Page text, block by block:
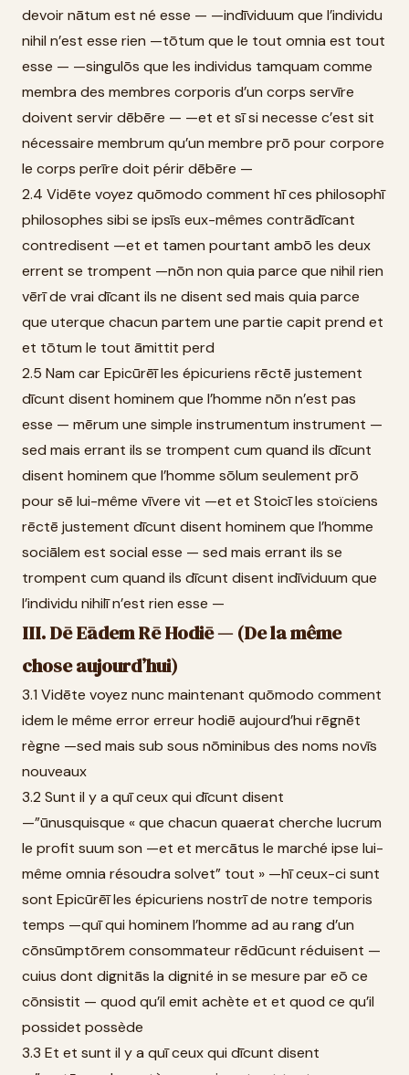
devoir nātum est né esse — —indīviduum que l’individu
nihil n’est esse rien —tōtum que le tout omnia est tout
esse — —singulōs que les individus tamquam comme
membra des membres corporis d’un corps servīre
doivent servir dēbēre — —et et sī si necesse c’est sit
nécessaire membrum qu’un membre prō pour corpore
le corps perīre doit périr dēbēre —
2.4 Vidēte voyez quōmodo comment hī ces philosophī
philosophes sibi se ipsīs eux-mêmes contrādīcant
contredisent —et et tamen pourtant ambō les deux
errent se trompent —nōn non quia parce que nihil rien
vērī de vrai dīcant ils ne disent sed mais quia parce
que uterque chacun partem une partie capit prend et
et tōtum le tout āmittit perd
2.5 Nam car Epicūrēī les épicuriens rēctē justement
dīcunt disent hominem que l’homme nōn n’est pas
esse — mērum une simple instrumentum instrument —
sed mais errant ils se trompent cum quand ils dīcunt
disent hominem que l’homme sōlum seulement prō
pour sē lui-même vīvere vit —et et Stoicī les stoïciens
rēctē justement dīcunt disent hominem que l’homme
sociālem est social esse — sed mais errant ils se
trompent cum quand ils dīcunt disent indīviduum que
l’individu nihilī n’est rien esse —
III. Dē Eādem Rē Hodiē — (De la même
chose aujourd’hui)
3.1 Vidēte voyez nunc maintenant quōmodo comment
idem le même error erreur hodiē aujourd’hui rēgnēt
règne —sed mais sub sous nōminibus des noms novīs
nouveaux
3.2 Sunt il y a quī ceux qui dīcunt disent
—”ūnusquisque « que chacun quaerat cherche lucrum
le profit suum son —et et mercātus le marché ipse lui-
même omnia résoudra solvet” tout » —hī ceux-ci sunt
sont Epicūrēī les épicuriens nostrī de notre temporis
temps —quī qui hominem l’homme ad au rang d’un
cōnsūmptōrem consommateur rēdūcunt réduisent —
cuius dont dignitās la dignité in se mesure par eō ce
cōnsistit — quod qu’il emit achète et et quod ce qu’il
possidet possède
3.3 Et et sunt il y a quī ceux qui dīcunt disent